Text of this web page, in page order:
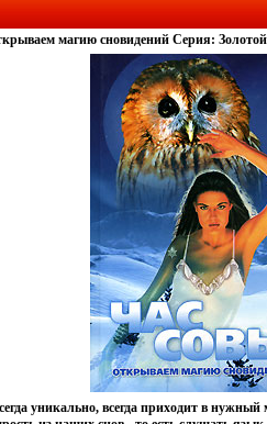
магию сновидений Серия:
уникально, всегда приходит в